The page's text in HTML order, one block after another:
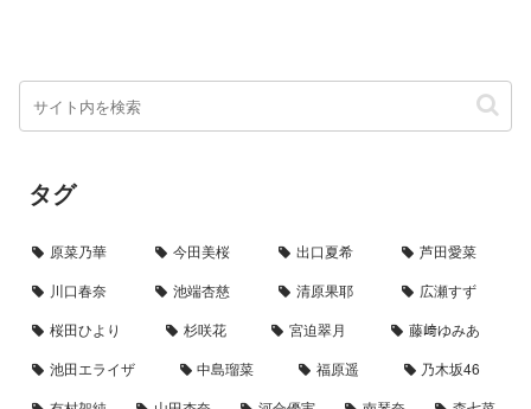
タグ
原菜乃華 今田美桜 出口夏希
芦田愛菜
川口春奈
池端杏慈 清原果耶
広瀬すず
桜田ひより
杉咲花 宮迫翠月
藤﨑ゆみあ
池田エライザ
中島瑠菜 福原遥
乃木坂46